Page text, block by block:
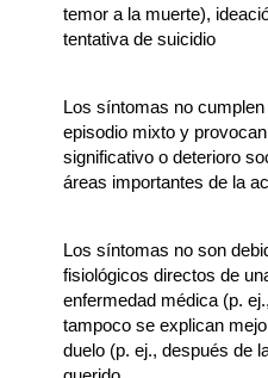
temor a la muerte),
tentativa de suicidio
Los síntomas no
episodio mixto y
significativo o deterioro
áreas importantes de la
Los síntomas no son
fisiológicos directos de
enfermedad médica (p.
tampoco se explican
duelo (p. ej., después de